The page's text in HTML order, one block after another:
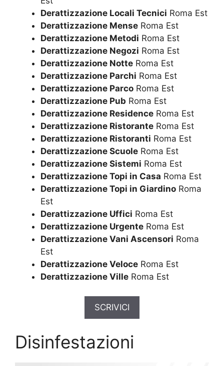
Derattizzazione Locali Tecnici Roma Est
Derattizzazione Mense Roma Est
Derattizzazione Metodi Roma Est
Derattizzazione Negozi Roma Est
Derattizzazione Notte Roma Est
Derattizzazione Parchi Roma Est
Derattizzazione Parco Roma Est
Derattizzazione Pub Roma Est
Derattizzazione Residence Roma Est
Derattizzazione Ristorante Roma Est
Derattizzazione Ristoranti Roma Est
Derattizzazione Scuole Roma Est
Derattizzazione Sistemi Roma Est
Derattizzazione Topi in Casa Roma Est
Derattizzazione Topi in Giardino Roma
Est
Derattizzazione Uffici Roma Est
Derattizzazione Urgente Roma Est
Derattizzazione Vani Ascensori Roma
Est
Derattizzazione Veloce Roma Est
Derattizzazione Ville Roma Est
SCRIVICI
Disinfestazioni